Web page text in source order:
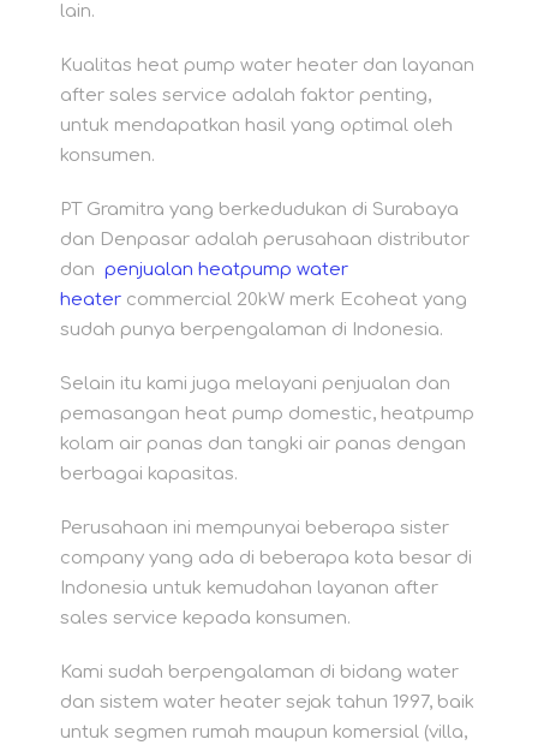
lain.
Kualitas heat pump water heater dan layanan
after sales service adalah faktor penting,
untuk mendapatkan hasil yang optimal oleh
konsumen.
PT Gramitra yang berkedudukan di Surabaya
dan Denpasar adalah perusahaan distributor
dan penjualan heatpump water
heater commercial 20kW merk Ecoheat yang
sudah punya berpengalaman di Indonesia.
Selain itu kami juga melayani penjualan dan
pemasangan heat pump domestic, heatpump
kolam air panas dan tangki air panas dengan
berbagai kapasitas.
Perusahaan ini mempunyai beberapa sister
company yang ada di beberapa kota besar di
Indonesia untuk kemudahan layanan after
sales service kepada konsumen.
Kami sudah berpengalaman di bidang water
dan sistem water heater sejak tahun 1997, baik
untuk segmen rumah maupun komersial (villa,